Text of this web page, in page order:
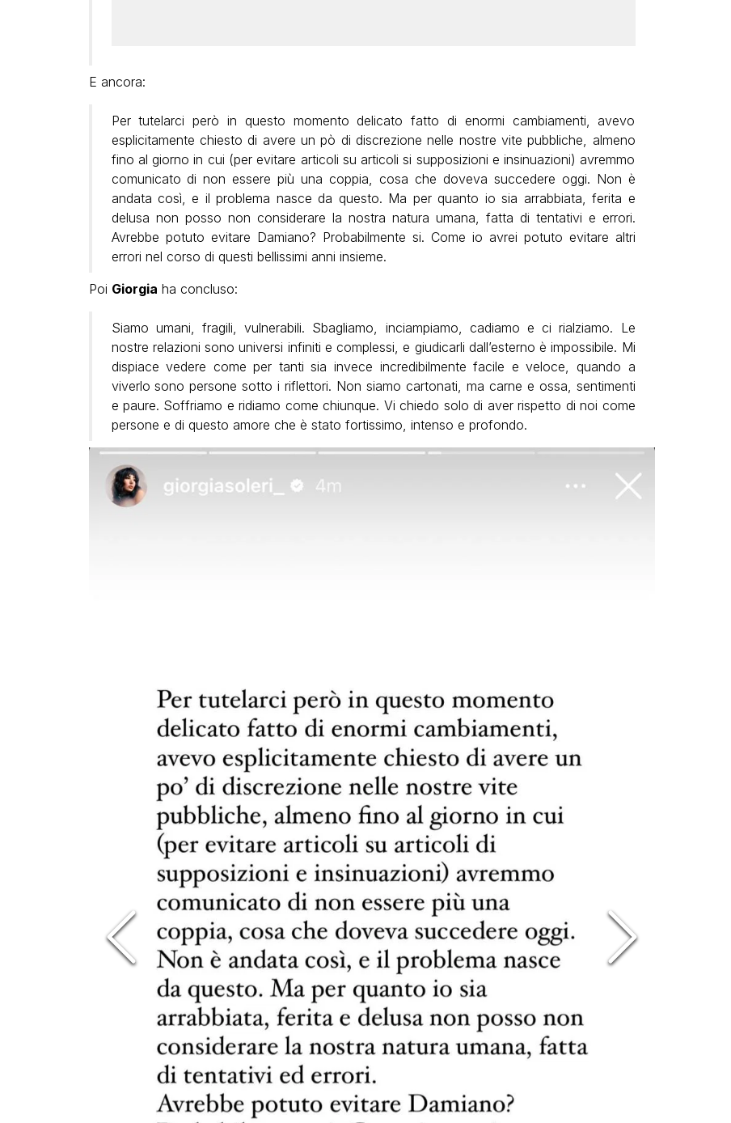
E ancora:
Per tutelarci però in questo momento delicato fatto di enormi cambiamenti, avevo
esplicitamente chiesto di avere un pò di discrezione nelle nostre vite pubbliche, almeno
fino al giorno in cui (per evitare articoli su articoli si supposizioni e insinuazioni) avremmo
comunicato di non essere più una coppia, cosa che doveva succedere oggi. Non è
andata così, e il problema nasce da questo. Ma per quanto io sia arrabbiata, ferita e
delusa non posso non considerare la nostra natura umana, fatta di tentativi e errori.
Avrebbe potuto evitare Damiano? Probabilmente si. Come io avrei potuto evitare altri
errori nel corso di questi bellissimi anni insieme.
Poi Giorgia ha concluso:
Siamo umani, fragili, vulnerabili. Sbagliamo, inciampiamo, cadiamo e ci rialziamo. Le
nostre relazioni sono universi infiniti e complessi, e giudicarli dall’esterno è impossibile. Mi
dispiace vedere come per tanti sia invece incredibilmente facile e veloce, quando a
viverlo sono persone sotto i riflettori. Non siamo cartonati, ma carne e ossa, sentimenti
e paure. Soffriamo e ridiamo come chiunque. Vi chiedo solo di aver rispetto di noi come
persone e di questo amore che è stato fortissimo, intenso e profondo.